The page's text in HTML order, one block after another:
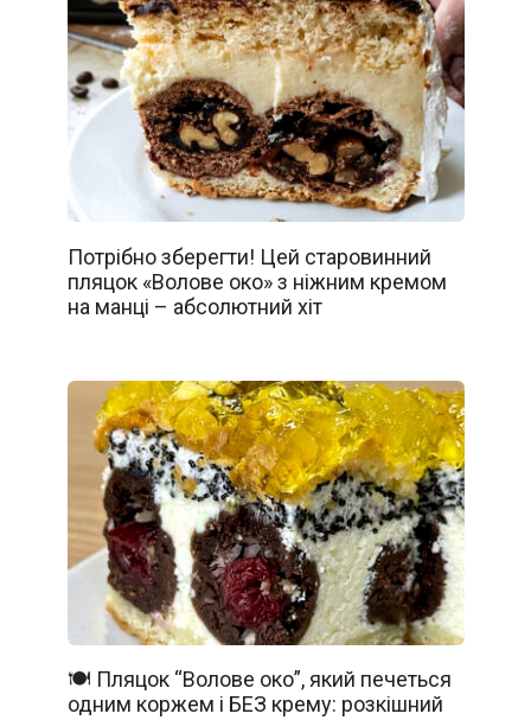
Потрібно зберегти! Цей старовинний
пляцок «Волове око» з ніжним кремом
на манці – абсолютний хіт
🍽️ Пляцок “Волове око”, який печеться
одним коржем і БЕЗ крему: розкішний